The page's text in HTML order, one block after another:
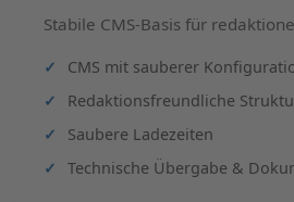
Stabile CMS-Basis für
CMS mit sauberer
Redaktionsfreundliche
Saubere Ladezeiten
Technische Übergabe &